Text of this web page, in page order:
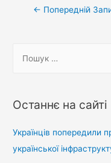
Навігація
← Попередній
у
:
Останнє на сайті
Українців попередили
української